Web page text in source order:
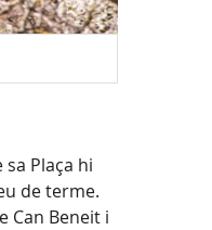
Plaça hi
de terme.
Can Beneit i